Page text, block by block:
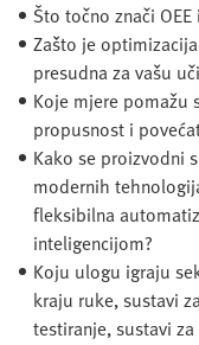
Što točno znači
Zašto je
presudna za vašu
Koje mjere pomažu
propusnost i
Kako se proizvodni
modernih
fleksibilna
inteligencijom?
Koju ulogu igraju
kraju ruke, sustavi
testiranje, sustavi